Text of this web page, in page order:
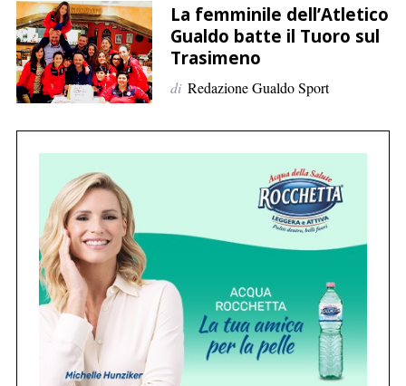
La femminile dell’Atletico
Gualdo batte il Tuoro sul
Trasimeno
di Redazione Gualdo Sport
C
e
r
e
r
: